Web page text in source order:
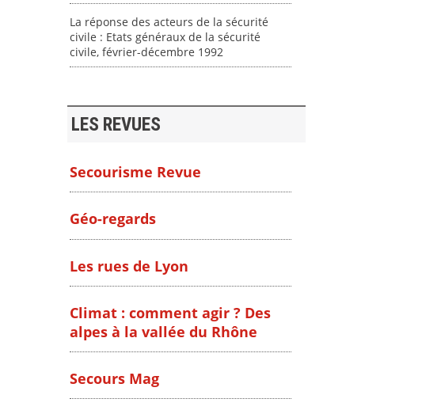
La réponse des acteurs de la sécurité
civile : Etats généraux de la sécurité
civile, février-décembre 1992
LES REVUES
Secourisme Revue
Géo-regards
Les rues de Lyon
Climat : comment agir ? Des
alpes à la vallée du Rhône
Secours Mag